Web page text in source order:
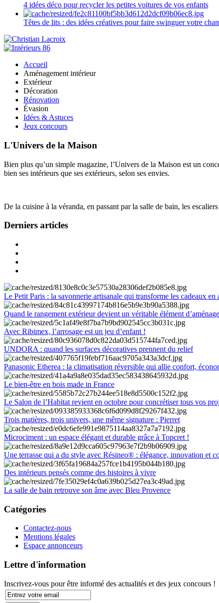
4 idées déco pour recycler les petites voitures de vos enfants
Têtes de lits : des idées créatives pour faire swinguer votre
Accueil
Aménagement intérieur
Extérieur
Décoration
Rénovation
Évasion
Idées & Astuces
Jeux concours
L'Univers de la Maison
Bien plus qu’un simple magazine, l’Univers de la Maison est un
bien ses intérieurs que ses extérieurs, selon ses envies.
De la cuisine à la véranda, en passant par la salle de bain, les
Derniers articles
Le Petit Paris : la savonnerie artisanale qui transforme les cadeaux en
Quand le rangement extérieur devient un véritable élément
Avec Ribimex, l’arrosage est un jeu d’enfant !
UNDORA : quand les surfaces décoratives prennent du relief
Panasonic Etherea : la climatisation réversible qui allie confort,
Le bien-être en bois made in France
Le Salon de l’Habitat revient en octobre pour concrétiser tous vos
Trois matières, trois univers, une même signature : Pierret
Microciment : un espace élégant et durable grâce à Topcret !
Une terrasse qui a du style avec Résineo® : élégance, innovation et
Des intérieurs pensés comme des histoires à vivre
La salle de bain retrouve son âme avec Bleu Provence
Catégories
Contactez-nous
Mentions légales
Espace annonceurs
Lettre d'information
Inscrivez-vous pour être informé des actualités et des jeux concours !